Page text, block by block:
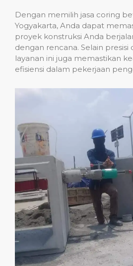
Dengan memilih jasa coring
Yogyakarta, Anda dapat
proyek konstruksi Anda
dengan rencana. Selain presisi
layanan ini juga memastikan
efisiensi dalam pekerjaan